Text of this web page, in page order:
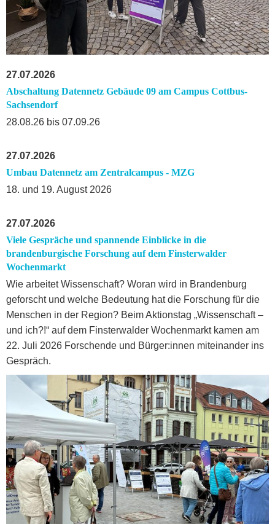
27.07.2026
Abschaltung Datennetz Gebäude 09 am Campus Cottbus-
Sachsendorf
28.08.26 bis 07.09.26
27.07.2026
Umbau Datennetz am Zentralcampus - MZG
18. und 19. August 2026
27.07.2026
Viele Gespräche und spannende Einblicke in die
brandenburgische Forschung auf dem Finsterwalder
Wochenmarkt
Wie arbeitet Wissenschaft? Woran wird in Brandenburg
geforscht und welche Bedeutung hat die Forschung für die
Menschen in der Region? Beim Aktionstag „Wissenschaft –
und ich?!“ auf dem Finsterwalder Wochenmarkt kamen am
22. Juli 2026 Forschende und Bürger:innen miteinander ins
Gespräch.